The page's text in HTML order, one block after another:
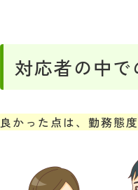
対応者の中で
良かった点は、勤務態